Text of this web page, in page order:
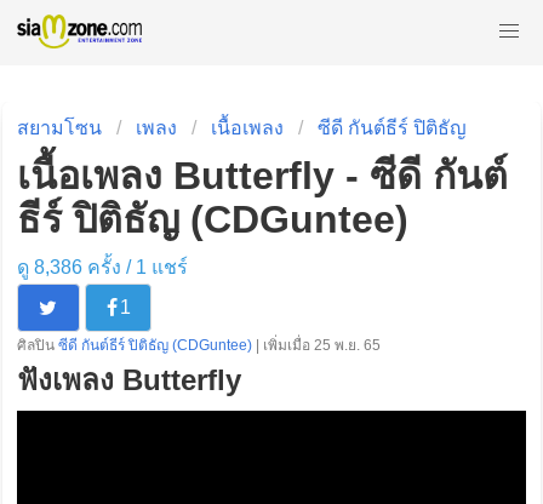
สยามโซน เพลง เนื้อเพลง ซีดี กันต์ธีร์ ปิติธัญ
เนื้อเพลง Butterfly - ซีดี กันต์
ธีร์ ปิติธัญ (CDGuntee)
ดู 8,386 ครั้ง / 1 แชร์
1
ศิลปิน ซีดี กันต์ธีร์ ปิติธัญ (CDGuntee) | เพิ่มเมื่อ 25 พ.ย. 65
ฟังเพลง Butterfly